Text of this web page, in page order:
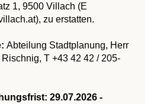
1, 9500 Villach (E
zu erstatten.
Abteilung Stadtplanung, Herr
Rischnig, T +43 42 42 / 205-
29.07.2026 -